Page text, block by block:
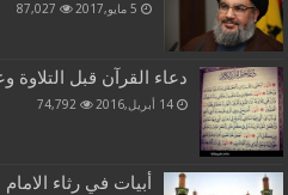
5 مايو,2017 87,027
دعاء القرآن قبل التلاوة
14 أبريل,2016 74,792
أبيات في رثاء